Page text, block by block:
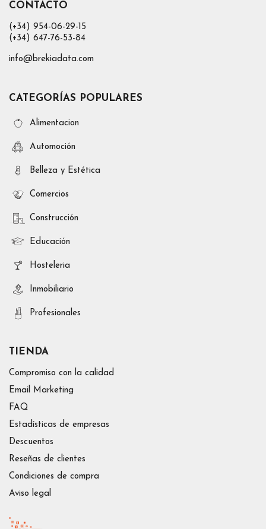
CONTACTO
(+34) 954-06-29-15
(+34) 647-76-53-84
info@brekiadata.com
CATEGORÍAS POPULARES
Alimentacion
Automoción
Belleza y Estética
Comercios
Construcción
Educación
Hosteleria
Inmobiliario
Profesionales
TIENDA
Compromiso con la calidad
Email Marketing
FAQ
Estadísticas de empresas
Descuentos
Reseñas de clientes
Condiciones de compra
Aviso legal